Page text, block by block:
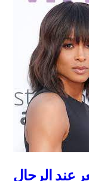
عند الرجال